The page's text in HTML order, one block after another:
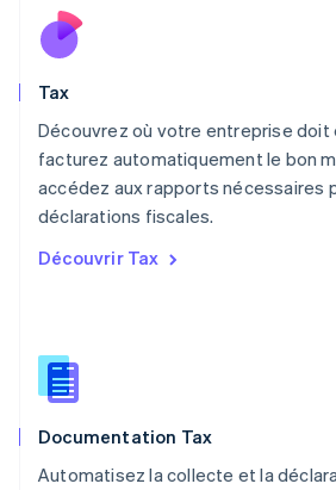
Tax
Découvrez où votre entreprise doit
facturez automatiquement le bon
accédez aux rapports nécessaires
déclarations fiscales.
Découvrir Tax
Documentation Tax
Automatisez la collecte et la
Mexique
Español
Nouvelle-Zélande
Pays-Bas
NederlandsEnglish
Pologne
Portugal
République tchèque
English
English
Royaume-Uni